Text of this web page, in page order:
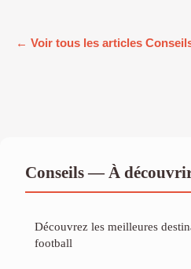
← Voir tous les articles
Conseils — À
Découvrez les meilleures
football